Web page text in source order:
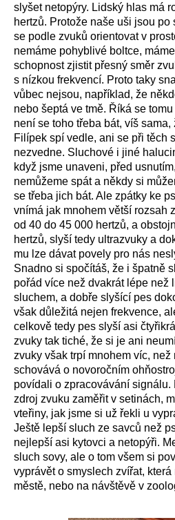
slyšet netopýry. Lidský hlas má
hertzů. Protože naše uši jsou po
se podle zvuků orientovat v
nemáme pohyblivé boltce,
schopnost zjistit přesný směr
s nízkou frekvencí. Proto taky
vůbec nejsou, například, že
nebo šeptá ve tmě. Říká se
není se toho třeba bát, víš
Filípek spí vedle, ani se při těch
nezvedne. Sluchové i jiné
když jsme unaveni, před
nemůžeme spát a někdy si
se třeba jich bát. Ale zpátky ke
vnímá jak mnohem větší rozsah
od 40 do 45 000 hertzů, a
hertzů, slyší tedy ultrazvuky a
mu lze dávat povely pro nás
Snadno si spočítáš, že i špatně
pořád více než dvakrát lépe než
sluchem, a dobře slyšící pes
však důležitá nejen frekvence,
celkově tedy pes slyší asi
zvuky tak tiché, že si je ani
zvuky však trpí mnohem víc,
schovává o novoročním
povídali o zpracovávání signálu.
zdroj zvuku zaměřit v setinách,
vteřiny, jak jsme si už řekli u
Ještě lepší sluch ze savců než
nejlepší asi kytovci a netopýři.
sluch sovy, ale o tom všem si
vyprávět o smyslech zvířat,
městě, nebo na návštěvě v